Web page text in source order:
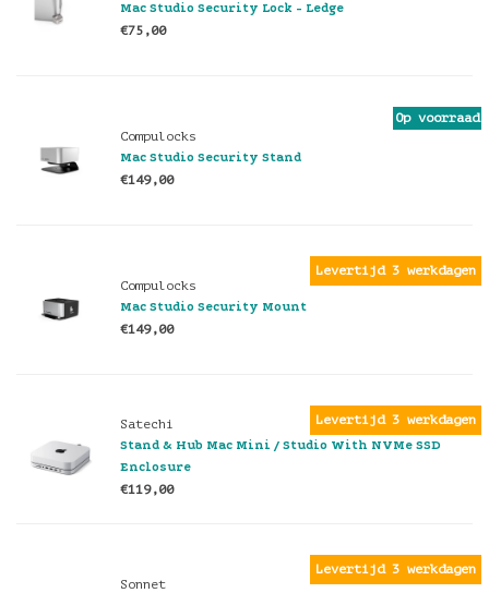
Mac Studio Security Lock - Ledge
€75,00
Op voorraad
Compulocks
Mac Studio Security Stand
€149,00
Levertijd 3 werkdagen
Compulocks
Mac Studio Security Mount
€149,00
Levertijd 3 werkdagen
Satechi
Stand & Hub Mac Mini / Studio With NVMe SSD
Enclosure
€119,00
Levertijd 3 werkdagen
Sonnet